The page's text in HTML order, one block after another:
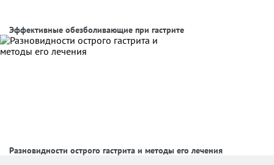
Эффективные обезболивающие при гастрите
Разновидности острого гастрита и методы его лечения